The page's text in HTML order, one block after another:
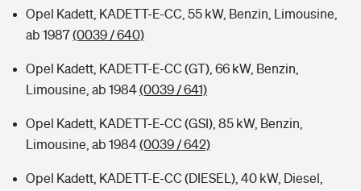
Opel Kadett, KADETT-E-CC, 55 kW, Benzin, Limousine,
ab 1987(0039 / 640)
Opel Kadett, KADETT-E-CC (GT), 66 kW, Benzin,
Limousine, ab 1984(0039 / 641)
Opel Kadett, KADETT-E-CC (GSI), 85 kW, Benzin,
Limousine, ab 1984(0039 / 642)
Opel Kadett, KADETT-E-CC (DIESEL), 40 kW, Diesel,